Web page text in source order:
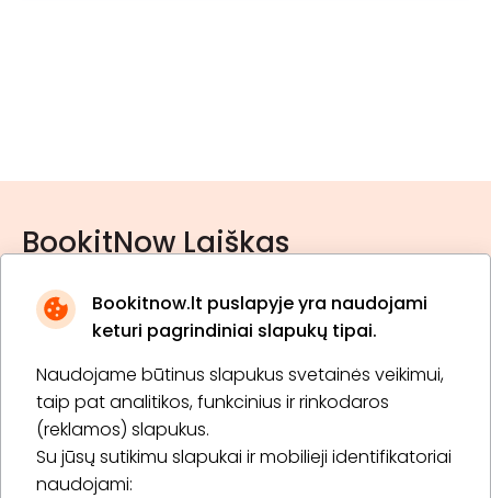
Bookitnow.lt puslapyje yra naudojami
keturi pagrindiniai slapukų tipai.
Naudojame būtinus slapukus svetainės veikimui,
taip pat analitikos, funkcinius ir rinkodaros
(reklamos) slapukus.
Su jūsų sutikimu slapukai ir mobilieji identifikatoriai
naudojami:
BookitNow Laiškas
* Susipažinau su privatumo politika
Prenumeruoti